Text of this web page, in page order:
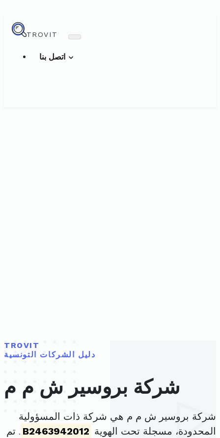
TROVIT
TROVIT
دليل الشركات التونسية
شركة بروسير ش م م
شركة بروسير ش م م هي شركة ذات المسؤولية
المحدودة، مسجلة تحت الهوية B2463942012 . تم